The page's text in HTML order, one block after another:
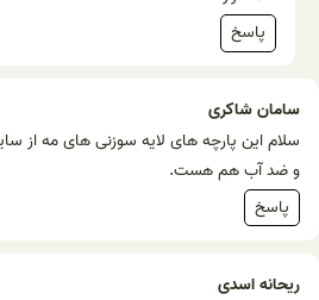
پاسخ
سامان شاکری
سلام این پارچه های لایه سوزنی های مه از
و ضد آب هم هست.
پاسخ
ریحانه اسدی